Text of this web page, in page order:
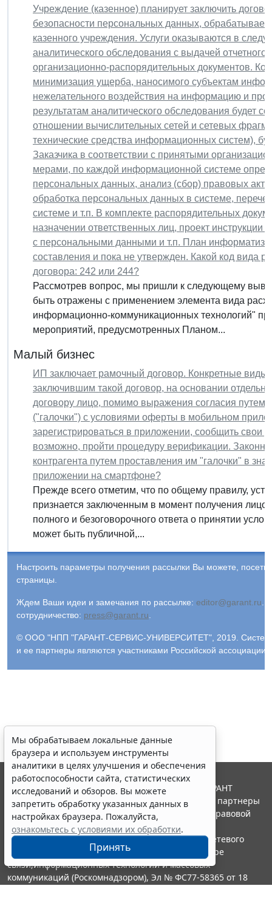
Учреждение (казенное) планирует заключить
безопасности персональных данных,
казенного учреждения. Услуги оказываются в
аналитического обследования с выдачей
организационно-распорядительных документов.
минимизация ущерба, наносимого субъектам
нежелательного воздействия на информацию и
результатам аналитического обследования будет
отношении вычислительных сетей и сетевых
технические средства информационных систем),
Заказчика в соответствии с принятыми
мерами, по каждой информационной системе
персональных данных, анализ (сбор) правовых
обработка персональных данных в системе,
системе и т.п. В комплекте распорядительных
назначении ответственных лиц, проект инструкции
с персональными данными и т.п. План
составления и пока не утвержден. Какой код вида
договора: 242 или 244?
Рассмотрев вопрос, мы пришли к следующему
быть отражены с применением элемента вида
информационно-коммуникационных технологий"
мероприятий, предусмотренных Планом...
Малый бизнес
ИП заключает рамочный договор. Конкретные виды
заключившим такой договор, на основании
договору лицо, помимо выражения согласия путем
("галочки") с условиями оферты в мобильном
зарегистрироваться в приложении, сообщить свои
возможно, пройти процедуру верификации.
контрагента путем проставления им "галочки" в
приложении на смартфоне?
Прежде всего отметим, что по общему правилу,
признается заключенным в момент получения
полного и безоговорочного ответа о принятии
может быть публичной,...
Настроить параметры получения рассылки Вы можете,
страницы.
Ждем Ваши идеи и замечания по рассылке: editor@garant.ru
сотрудничество: press@garant.ru
© ООО "НПП "ГАРАНТ-СЕРВИС-УНИВЕРСИТЕТ", 2019. Система
и ее партнеры являются участниками Российской
Мы обрабатываем локальные данные
браузера и используем инструменты
аналитики в целях улучшения и обеспечения
работоспособности сайта, статистических
исследований и обзоров. Вы можете
запретить обработку указанных данных в
настройках браузера. Пожалуйста,
ознакомьтесь с условиями их обработки.
Принять
© ООО "НПП "ГАРАНТ-СЕРВИС", 2026. Система ГАРАНТ
выпускается с 1990 года. Компания "Гарант" и ее партнеры
являются участниками Российской ассоциации правовой
информации ГАРАНТ.
Портал ГАРАНТ.РУ зарегистрирован в качестве сетевого
издания Федеральной службой по надзору в сфере
связи,информационных технологий и массовых
коммуникаций (Роскомнадзором), Эл № ФС77-58365 от 18